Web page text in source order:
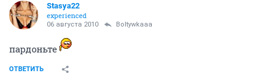
Stasya22
experienced
06 августа 2010 Boltywkaaa
пардоньте
ОТВЕТИТЬ